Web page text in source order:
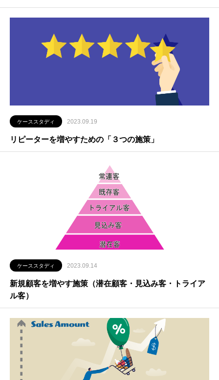
ケーススタディ 2023.09.19
リピーターを増やすための「３つの施策」
ケーススタディ 2023.09.14
新規顧客を増やす施策（潜在顧客・見込み客・トライア
ル客）